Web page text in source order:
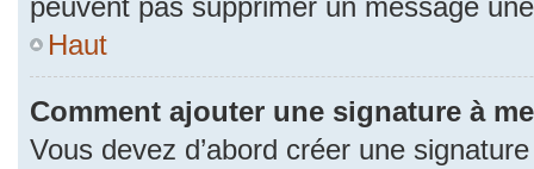
Haut
Comment ajouter une signature à
Vous devez d’abord créer une